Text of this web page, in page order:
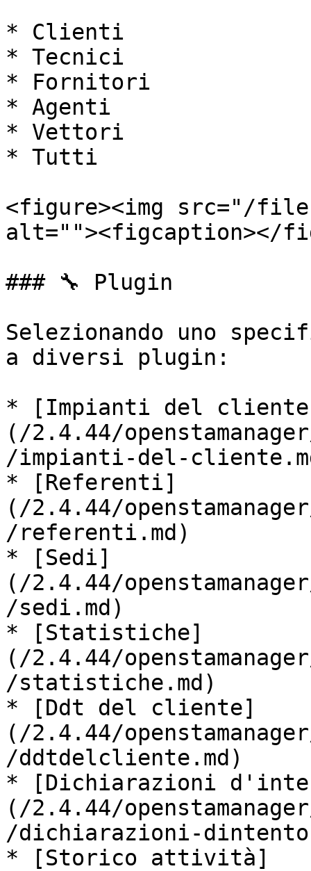
* Clienti
* Tecnici
* Fornitori
* Agenti
* Vettori
* Tutti
<figure><img src="/
alt=""><figcaption></
### 🔧 Plugin
Selezionando uno
a diversi plugin:
* [Impianti del
(/2.4.44/
/impianti-del-
* [Referenti]
(/2.4.44/
/referenti.md)
* [Sedi]
(/2.4.44/
/sedi.md)
* [Statistiche]
(/2.4.44/
/statistiche.md)
* [Ddt del cliente]
(/2.4.44/
/ddtdelcliente.md)
* [Dichiarazioni
(/2.4.44/
/dichiarazioni-
* [Storico attività]